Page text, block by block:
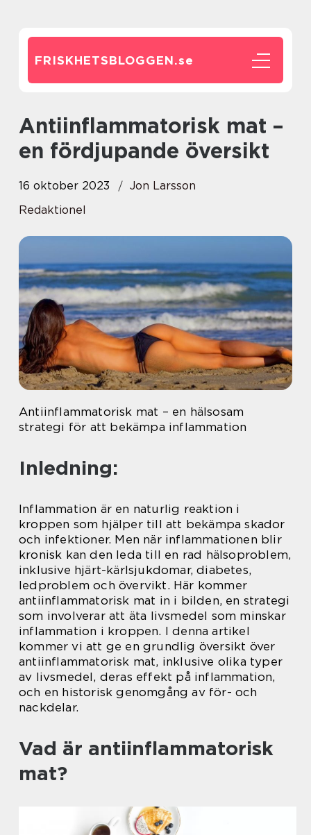
FRISKHETSBLOGGEN.se
Antiinflammatorisk mat –
en fördjupande översikt
16 oktober 2023
Jon Larsson
Redaktionel
Antiinflammatorisk mat – en hälsosam
strategi för att bekämpa inflammation
Inledning:
Inflammation är en naturlig reaktion i
kroppen som hjälper till att bekämpa skador
och infektioner. Men när inflammationen blir
kronisk kan den leda till en rad hälsoproblem,
inklusive hjärt-kärlsjukdomar, diabetes,
ledproblem och övervikt. Här kommer
antiinflammatorisk mat in i bilden, en strategi
som involverar att äta livsmedel som minskar
inflammation i kroppen. I denna artikel
kommer vi att ge en grundlig översikt över
antiinflammatorisk mat, inklusive olika typer
av livsmedel, deras effekt på inflammation,
och en historisk genomgång av för- och
nackdelar.
Vad är antiinflammatorisk
mat?